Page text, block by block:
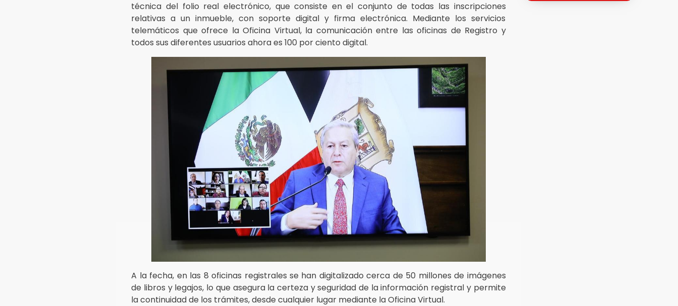
técnica del folio real electrónico, que consiste en el conjunto de todas las inscripciones
relativas a un inmueble, con soporte digital y firma electrónica. Mediante los servicios
telemáticos que ofrece la Oficina Virtual, la comunicación entre las oficinas de Registro y
todos sus diferentes usuarios ahora es 100 por ciento digital.
A la fecha, en las 8 oficinas registrales se han digitalizado cerca de 50 millones de imágenes
de libros y legajos, lo que asegura la certeza y seguridad de la información registral y permite
la continuidad de los trámites, desde cualquier lugar mediante la Oficina Virtual.